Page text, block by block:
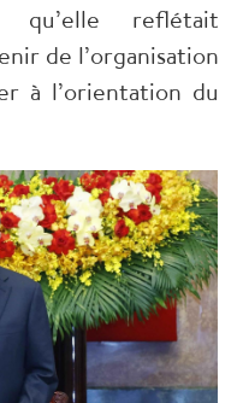
qu’elle reflétait
de l’organisation
à l’orientation du